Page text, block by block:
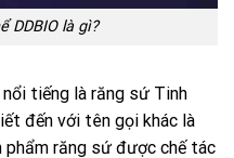
DDBIO là gì?
tiếng là răng sứ Tinh
đến với tên gọi khác là
phẩm răng sứ được chế tác